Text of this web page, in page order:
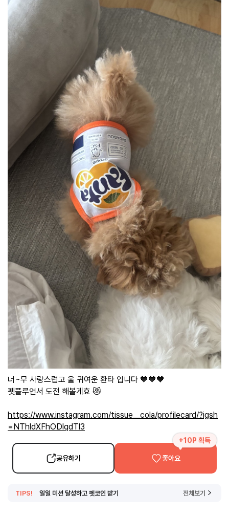
너~무 사랑스럽고 울 귀여운 환타 입니다 🧡🧡🧡
펫플루언서 도전 해볼게효 😻
https://www.instagram.com/tissue__cola/profilecard/?igsh
=NThldXFhODlqdTl3
공유하기
+10P 획득
좋아요
TIPS! 일일 미션 달성하고 펫코인 받기 전체보기